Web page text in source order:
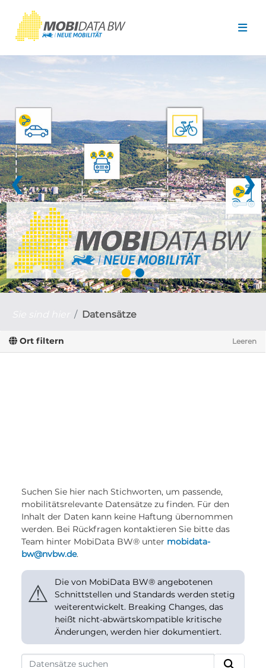
❮ ❯
Datensätze
Ort filtern Leeren
Suchen Sie hier nach Stichworten, um passende,
mobilitätsrelevante Datensätze zu finden. Für den
Inhalt der Daten kann keine Haftung übernommen
werden. Bei Rückfragen kontaktieren Sie bitte das
Team hinter MobiData BW® unter mobidata-
bw@nvbw.de.
⚠
Die von MobiData BW® angebotenen
Schnittstellen und Standards werden stetig
weiterentwickelt. Breaking Changes, das
heißt nicht-abwärtskompatible kritische
Änderungen, werden hier dokumentiert.